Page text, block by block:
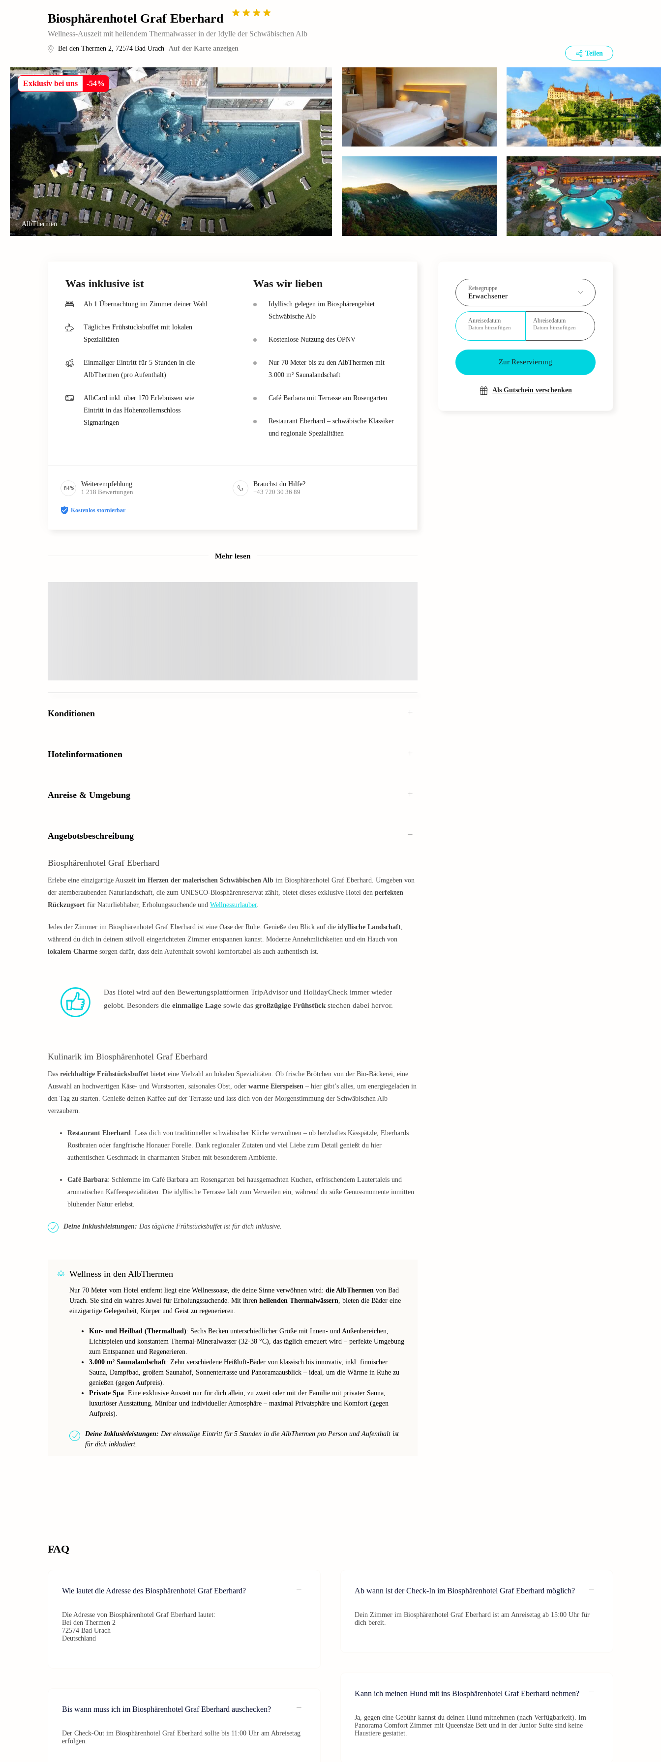
Biosphärenhotel Graf Eberhard
Wellness-Auszeit mit heilendem Thermalwasser in der Idylle der Schwäbischen Alb
Bei den Thermen 2, 72574 Bad Urach Auf der Karte anzeigen
Teilen
Exklusiv bei uns -54%
AlbThermen
Reisegruppe
Erwachsener
Anreisedatum
Datum hinzufügen
Abreisedatum
Datum hinzufügen
Zur Reservierung
Als Gutschein verschenken
Was inklusive ist
Ab 1 Übernachtung im Zimmer deiner Wahl
Tägliches Frühstücksbuffet mit lokalen
Spezialitäten
Einmaliger Eintritt für 5 Stunden in die
AlbThermen (pro Aufenthalt)
AlbCard inkl. über 170 Erlebnissen wie
Eintritt in das Hohenzollernschloss
Sigmaringen
Was wir lieben
Idyllisch gelegen im Biosphärengebiet
Schwäbische Alb
Kostenlose Nutzung des ÖPNV
Nur 70 Meter bis zu den AlbThermen mit
3.000 m² Saunalandschaft
Café Barbara mit Terrasse am Rosengarten
Restaurant Eberhard – schwäbische Klassiker
und regionale Spezialitäten
84%
Weiterempfehlung
1 218 Bewertungen
Brauchst du Hilfe?
+43 720 30 36 89
Kostenlos stornierbar
Mehr lesen
Konditionen
Hotelinformationen
Anreise & Umgebung
Angebotsbeschreibung
Biosphärenhotel Graf Eberhard
Erlebe eine einzigartige Auszeit im Herzen der malerischen Schwäbischen Alb im Biosphärenhotel Graf Eberhard. Umgeben von
der atemberaubenden Naturlandschaft, die zum UNESCO-Biosphärenreservat zählt, bietet dieses exklusive Hotel den perfekten
Rückzugsort für Naturliebhaber, Erholungssuchende und Wellnessurlauber.
Jedes der Zimmer im Biosphärenhotel Graf Eberhard ist eine Oase der Ruhe. Genieße den Blick auf die idyllische Landschaft
während du dich in deinem stilvoll eingerichteten Zimmer entspannen kannst. Moderne Annehmlichkeiten und ein Hauch von
lokalem Charme sorgen dafür, dass dein Aufenthalt sowohl komfortabel als auch authentisch ist.
Das Hotel wird auf den Bewertungsplattformen TripAdvisor und HolidayCheck immer wieder
gelobt. Besonders die einmalige Lage sowie das großzügige Frühstück stechen dabei hervor.
Kulinarik im Biosphärenhotel Graf Eberhard
Das reichhaltige Frühstücksbuffet bietet eine Vielzahl an lokalen Spezialitäten. Ob frische Brötchen von der Bio-Bäckerei, eine
Auswahl an hochwertigen Käse- und Wurstsorten, saisonales Obst, oder warme Eierspeisen – hier gibt’s alles, um energiegeladen in
den Tag zu starten. Genieße deinen Kaffee auf der Terrasse und lass dich von der Morgenstimmung der Schwäbischen Alb
verzaubern.
Restaurant Eberhard : Lass dich von traditioneller schwäbischer Küche verwöhnen – ob herzhaftes Kässpätzle, Eberhards
Rostbraten oder fangfrische Honauer Forelle. Dank regionaler Zutaten und viel Liebe zum Detail genießt du hier
authentischen Geschmack in charmanten Stuben mit besonderem Ambiente.
Café Barbara: Schlemme im Café Barbara am Rosengarten bei hausgemachten Kuchen, erfrischendem Lautertaleis und
aromatischen Kaffeespezialitäten. Die idyllische Terrasse lädt zum Verweilen ein, während du süße Genussmomente inmitten
blühender Natur erlebst.
Deine Inklusivleistungen: Das tägliche Frühstücksbuffet ist für dich inklusive.
Wellness in den AlbThermen
Nur 70 Meter vom Hotel entfernt liegt eine Wellnessoase, die deine Sinne verwöhnen wird: die AlbThermen von Bad
Urach. Sie sind ein wahres Juwel für Erholungssuchende. Mit ihren heilenden Thermalwässern , bieten die Bäder eine
einzigartige Gelegenheit, Körper und Geist zu regenerieren.
Kur- und Heilbad (Thermalbad): Sechs Becken unterschiedlicher Größe mit Innen- und Außenbereichen,
Lichtspielen und konstantem Thermal-Mineralwasser (32-38 °C), das täglich erneuert wird – perfekte Umgebung
zum Entspannen und Regenerieren.
3.000 m² Saunalandschaft: Zehn verschiedene Heißluft-Bäder von klassisch bis innovativ, inkl. finnischer
Sauna, Dampfbad, großem Saunahof, Sonnenterrasse und Panoramaausblick – ideal, um die Wärme in Ruhe zu
genießen (gegen Aufpreis).
Private Spa: Eine exklusive Auszeit nur für dich allein, zu zweit oder mit der Familie mit privater Sauna,
luxuriöser Ausstattung, Minibar und individueller Atmosphäre – maximal Privatsphäre und Komfort (gegen
Aufpreis).
Deine Inklusivleistungen: Der einmalige Eintritt für 5 Stunden in die AlbThermen pro Person und Aufenthalt ist
für dich inkludiert.
FAQ
Wie lautet die Adresse des Biosphärenhotel Graf Eberhard?
Die Adresse von Biosphärenhotel Graf Eberhard lautet:
Bei den Thermen 2
72574 Bad Urach
Deutschland
Bis wann muss ich im Biosphärenhotel Graf Eberhard auschecken?
Der Check-Out im Biosphärenhotel Graf Eberhard sollte bis 11:00 Uhr am Abreisetag
erfolgen.
Ab wann ist der Check-In im Biosphärenhotel Graf Eberhard möglich?
Dein Zimmer im Biosphärenhotel Graf Eberhard ist am Anreisetag ab 15:00 Uhr für
dich bereit.
Kann ich meinen Hund mit ins Biosphärenhotel Graf Eberhard nehmen?
Ja, gegen eine Gebühr kannst du deinen Hund mitnehmen (nach Verfügbarkeit). Im
Panorama Comfort Zimmer mit Queensize Bett und in der Junior Suite sind keine
Haustiere gestattet.